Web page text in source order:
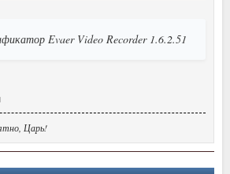
Evaer Video Recorder 1.6.2.51
Царь!